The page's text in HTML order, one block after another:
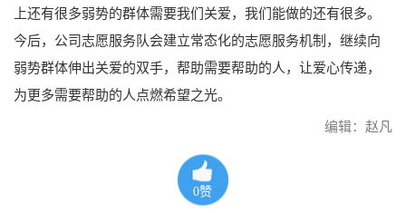
上还有很多弱势的群体需要我们关爱，我们能做的还有很多。
今后，公司志愿服务队会建立常态化的志愿服务机制，继续向
弱势群体伸出关爱的双手，帮助需要帮助的人，让爱心传递，
为更多需要帮助的人点燃希望之光。
编辑：赵凡
0赞